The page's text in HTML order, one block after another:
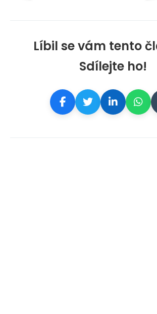
Líbil se vám tento
Sdílejte ho!